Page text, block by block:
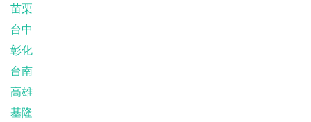
苗栗
台中
彰化
台南
高雄
基隆